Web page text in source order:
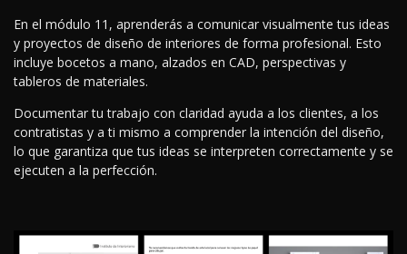
En el módulo 11, aprenderás a comunicar visualmente tus ideas
y proyectos de diseño de interiores de forma profesional. Esto
incluye bocetos a mano, alzados en CAD, perspectivas y
tableros de materiales.
Documentar tu trabajo con claridad ayuda a los clientes, a los
contratistas y a ti mismo a comprender la intención del diseño,
lo que garantiza que tus ideas se interpreten correctamente y se
ejecuten a la perfección.